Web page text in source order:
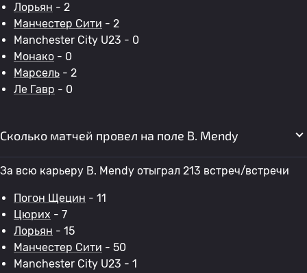
Лорьян - 2
Манчестер Сити - 2
Manchester City U23 - 0
Монако - 0
Марсель - 2
Ле Гавр - 0
Сколько матчей провел на поле B. Mendy
За всю карьеру B. Mendy отыграл 213 встреч/встречи
Погон Щецин - 11
Цюрих - 7
Лорьян - 15
Манчестер Сити - 50
Manchester City U23 - 1